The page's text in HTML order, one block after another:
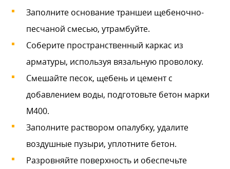
Заполните основание траншеи щебеночно-
песчаной смесью, утрамбуйте.
Соберите пространственный каркас из
арматуры, используя вязальную проволоку.
Смешайте песок, щебень и цемент с
добавлением воды, подготовьте бетон марки
М400.
Заполните раствором опалубку, удалите
воздушные пузыри, уплотните бетон.
Разровняйте поверхность и обеспечьте